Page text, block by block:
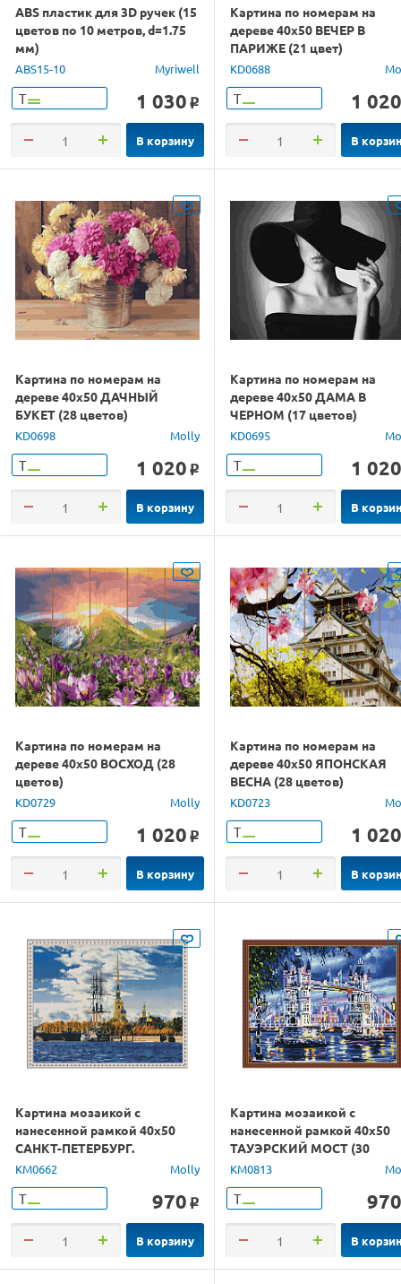
ABS пластик для 3D ручек (15
цветов по 10 метров, d=1.75
мм)
ABS15-10 Myriwell
Т 1 030 o
В корзину
Картина по номерам на
дереве 40х50 ВЕЧЕР В
ПАРИЖЕ (21 цвет)
KD0688
Т 1 020
В
Картина по номерам на
дереве 40х50 ДАЧНЫЙ
БУКЕТ (28 цветов)
KD0698 Molly
Т 1 020 o
В корзину
Картина по номерам на
дереве 40х50 ДАМА В
ЧЕРНОМ (17 цветов)
KD0695
Т 1 020
В
Картина по номерам на
дереве 40х50 ВОСХОД (28
цветов)
KD0729 Molly
Т 1 020 o
В корзину
Картина по номерам на
дереве 40х50 ЯПОНСКАЯ
ВЕСНА (28 цветов)
KD0723
Т 1 020
В
Картина мозаикой с
нанесенной рамкой 40х50
САНКТ-ПЕТЕРБУРГ.
ПЕТРОПАВЛОВСКАЯ
КРЕПОСТЬ (36 цветов)
KM0662 Molly
Т 970 o
В корзину
Картина мозаикой с
нанесенной рамкой 40х50
ТАУЭРСКИЙ МОСТ (30
цветов)
KM0813
Т 970
В